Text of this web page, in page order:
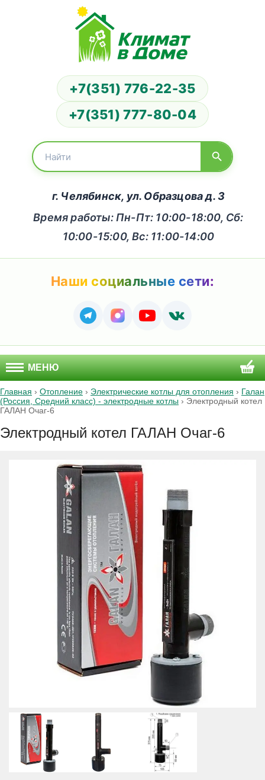
+7(351) 776-22-35
+7(351) 777-80-04
г. Челябинск, ул. Образцова д. 3
Время работы: Пн-Пт: 10:00-18:00, Сб:
10:00-15:00, Вс: 11:00-14:00
Наши социальные сети:
МЕНЮ
Главная › Отопление › Электрические котлы для отопления › Галан
(Россия, Средний класс) - электродные котлы › Электродный котел
ГАЛАН Очаг-6
Электродный котел ГАЛАН Очаг-6